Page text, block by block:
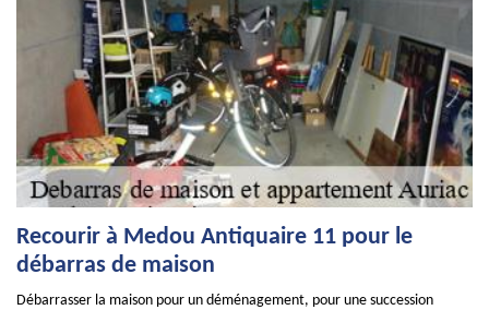
Recourir à Medou Antiquaire 11 pour le
débarras de maison
Débarrasser la maison pour un déménagement, pour une succession